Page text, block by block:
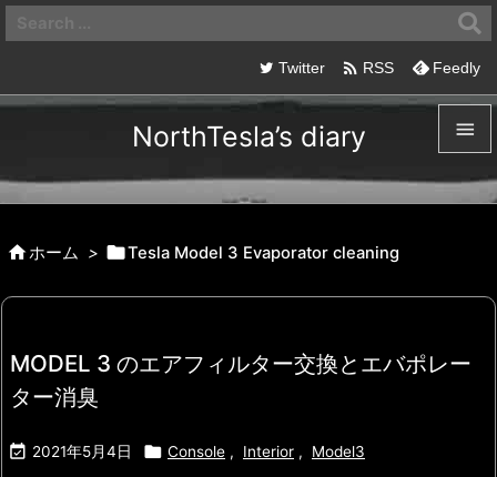
NorthTesla’s diary 

メニュ


Twitter  RSS Feedly
ホーム > Tesla Model 3 Evaporator cleaning
MODEL 3 のエアフィルター交換とエバポレー
ター消臭
 2021年5月4日  Console , Interior , Model3